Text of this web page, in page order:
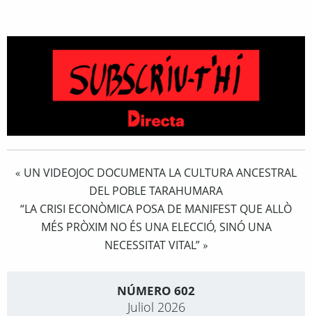
« UN VIDEOJOC DOCUMENTA LA CULTURA ANCESTRAL
DEL POBLE TARAHUMARA
“LA CRISI ECONÒMICA POSA DE MANIFEST QUE ALLÒ
MÉS PRÒXIM NO ÉS UNA ELECCIÓ, SINÓ UNA
NECESSITAT VITAL”»
NÚMERO 602
Juliol 2026